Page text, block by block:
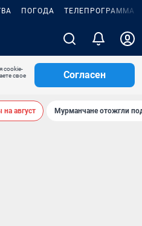
ПОГОДА ТЕЛЕПРОГРАММА
cookie-
свое
Согласен
август Мурманчане отожгли